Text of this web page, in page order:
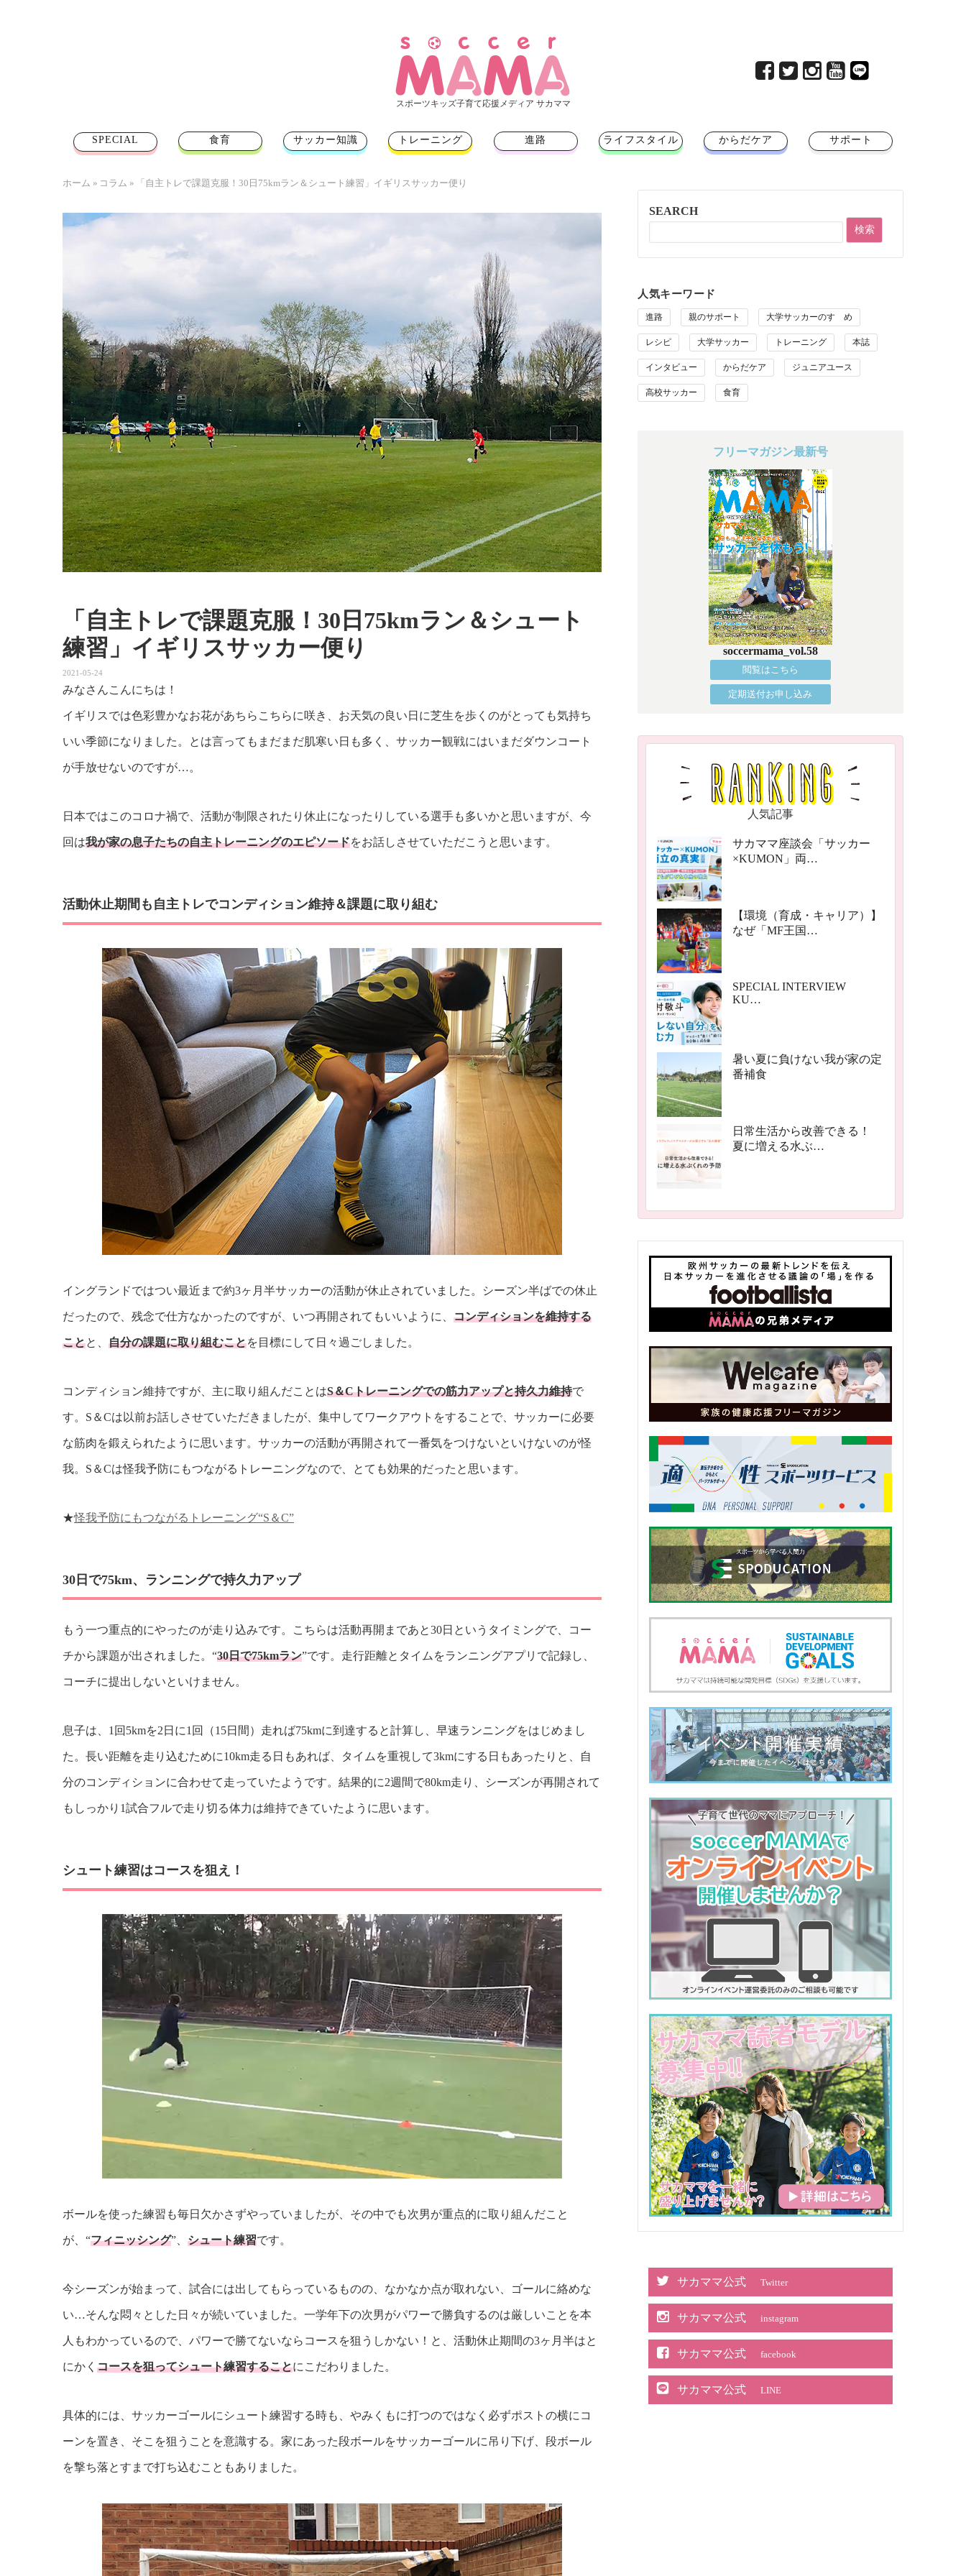
スポーツキッズ子育て応援メディア サカママ
SPECIAL 食育 サッカー知識 トレーニング 進路 ライフスタイル からだケア サポート
ホーム » コラム » 「自主トレで課題克服！30日75kmラン＆シュート練習」イギリスサッカー便り
「自主トレで課題克服！30日75kmラン＆シュート
練習」イギリスサッカー便り
2021-05-24
みなさんこんにちは！
イギリスでは色彩豊かなお花があちらこちらに咲き、お天気の良い日に芝生を歩くのがとっても気持ち
いい季節になりました。とは言ってもまだまだ肌寒い日も多く、サッカー観戦にはいまだダウンコート
が手放せないのですが…。
日本ではこのコロナ禍で、活動が制限されたり休止になったりしている選手も多いかと思いますが、今
回は我が家の息子たちの自主トレーニングのエピソードをお話しさせていただこうと思います。
活動休止期間も自主トレでコンディション維持＆課題に取り組む
イングランドではつい最近まで約3ヶ月半サッカーの活動が休止されていました。シーズン半ばでの休止
だったので、残念で仕方なかったのですが、いつ再開されてもいいように、 コンディションを維持する
ことと、 自分の課題に取り組むことを目標にして日々過ごしました。
コンディション維持ですが、主に取り組んだことはS＆Cトレーニングでの筋力アップと持久力維持で
す。S＆Cは以前お話しさせていただきましたが、集中してワークアウトをすることで、サッカーに必要
な筋肉を鍛えられたように思います。サッカーの活動が再開されて一番気をつけないといけないのが怪
我。S＆Cは怪我予防にもつながるトレーニングなので、とても効果的だったと思います。
★怪我予防にもつながるトレーニング“S＆C”
30日で75km、ランニングで持久力アップ
もう一つ重点的にやったのが走り込みです。こちらは活動再開まであと30日というタイミングで、コー
チから課題が出されました。“30日で75kmラン”です。走行距離とタイムをランニングアプリで記録し、
コーチに提出しないといけません。
息子は、1回5kmを2日に1回（15日間）走れば75kmに到達すると計算し、早速ランニングをはじめまし
た。長い距離を走り込むために10km走る日もあれば、タイムを重視して3kmにする日もあったりと、自
分のコンディションに合わせて走っていたようです。結果的に2週間で80km走り、シーズンが再開されて
もしっかり1試合フルで走り切る体力は維持できていたように思います。
シュート練習はコースを狙え！
ボールを使った練習も毎日欠かさずやっていましたが、その中でも次男が重点的に取り組んだこと
が、“フィニッシング”、 シュート練習です。
今シーズンが始まって、試合には出してもらっているものの、なかなか点が取れない、ゴールに絡めな
い…そんな悶々とした日々が続いていました。一学年下の次男がパワーで勝負するのは厳しいことを本
人もわかっているので、パワーで勝てないならコースを狙うしかない！と、活動休止期間の3ヶ月半はと
にかく コースを狙ってシュート練習することにこだわりました。
具体的には、サッカーゴールにシュート練習する時も、やみくもに打つのではなく必ずポストの横にコ
ーンを置き、そこを狙うことを意識する。家にあった段ボールをサッカーゴールに吊り下げ、段ボール
を撃ち落とすまで打ち込むこともありました。
SEARCH
人気キーワード
進路 親のサポート 大学サッカーのすゝめ
レシピ 大学サッカー トレーニング 本誌
インタビュー からだケア ジュニアユース
高校サッカー 食育
フリーマガジン最新号
soccermama_vol.58
閲覧はこちら
定期送付お申し込み
人気記事
サカママ座談会「サッカー
×KUMON」両…
【環境（育成・キャリア）】
なぜ「MF王国…
SPECIAL INTERVIEW
KU…
暑い夏に負けない我が家の定
番補食
日常生活から改善できる！
夏に増える水ぶ…
サカママ公式 Twitter
サカママ公式 instagram
サカママ公式 facebook
サカママ公式 LINE